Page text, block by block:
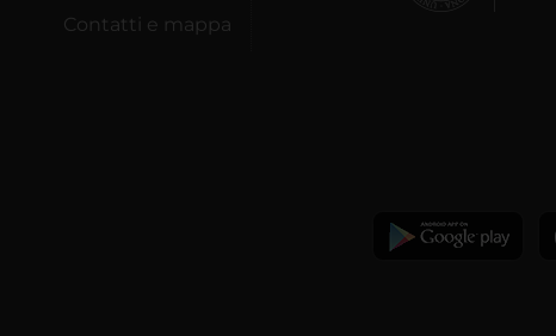
Contatti e mappa